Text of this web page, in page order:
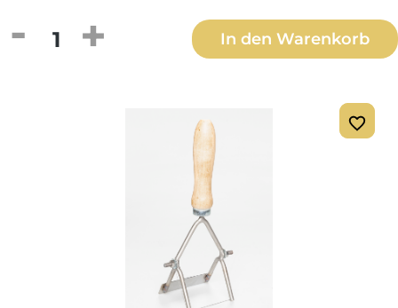
Produkt Anzahl: Gib den gewünschten
In den Warenkorb